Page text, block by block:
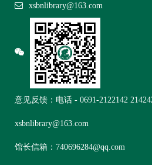
xsbnlibrary@163.com
意见反馈：电话 - 0691-2122142
xsbnlibrary@163.com
馆长信箱： 740696284@qq.com